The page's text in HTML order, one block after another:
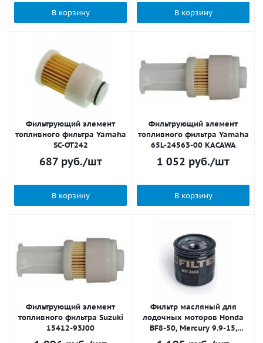
В корзину В корзину
Фильтрующий элемент
топливного фильтра Yamaha
SC-OT242
687руб./шт
В корзину
Фильтрующий элемент
топливного фильтра Yamaha
65L-24563-00 KACAWA
1 052 руб./шт
В корзину
Фильтрующий элемент
топливного фильтра Suzuki
15412-93J00
Фильтр масляный для
лодочных моторов Honda
BF8-50, Mercury 9.9-15,
Nissan 9.9-30 MH 3363 M-